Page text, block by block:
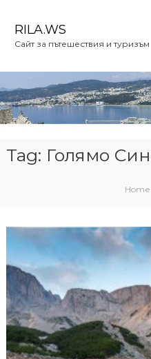
c
o
n
RILA.WS
Сайт за пътешествия и туризъм
Tag: Голямо
Home